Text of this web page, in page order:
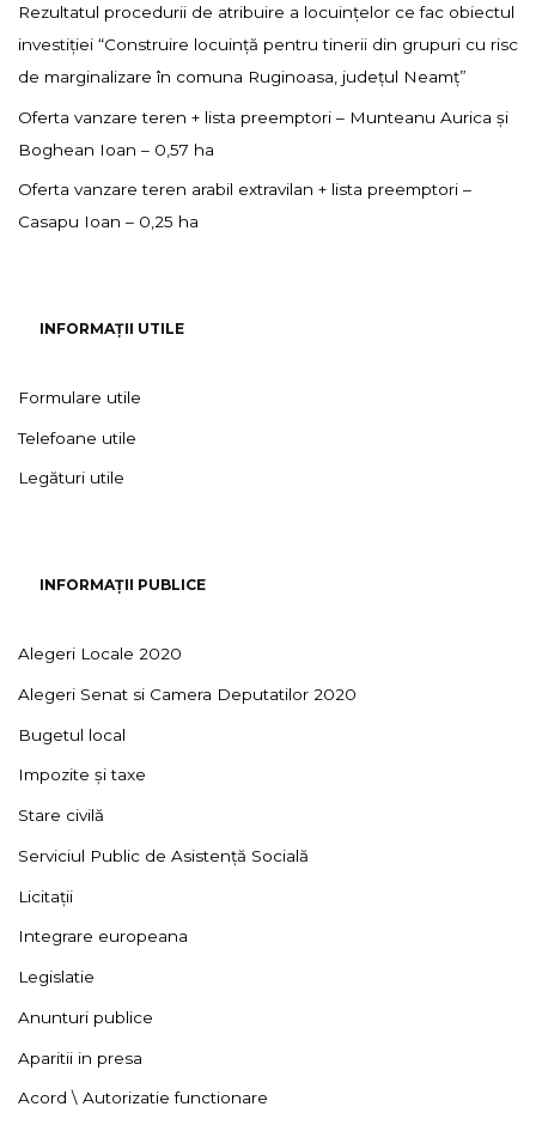
Rezultatul procedurii de atribuire a locuințelor ce fac obiectul
investiției “Construire locuință pentru tinerii din grupuri cu risc
de marginalizare în comuna Ruginoasa, județul Neamț”
Oferta vanzare teren + lista preemptori – Munteanu Aurica și
Boghean Ioan – 0,57 ha
Oferta vanzare teren arabil extravilan + lista preemptori –
Casapu Ioan – 0,25 ha
INFORMAȚII UTILE
Formulare utile
Telefoane utile
Legături utile
INFORMAȚII PUBLICE
Alegeri Locale 2020
Alegeri Senat si Camera Deputatilor 2020
Bugetul local
Impozite și taxe
Stare civilă
Serviciul Public de Asistență Socială
Licitații
Integrare europeana
Legislatie
Anunturi publice
Aparitii in presa
Acord \ Autorizatie functionare